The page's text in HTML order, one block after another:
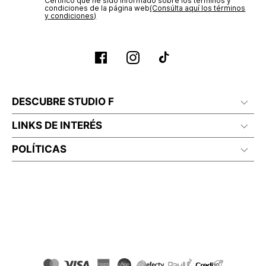
condiciones de la página web‎(Consúlta aquí los términos
y condiciones)
DESCUBRE STUDIO F
LINKS DE INTERÉS
POLÍTICAS